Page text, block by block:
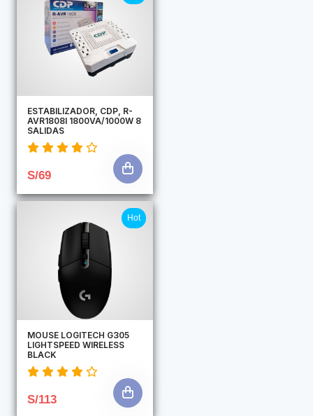
ESTABILIZADOR, CDP, R-
AVR1808I 1800VA/1000W 8
SALIDAS
S/69
Hot
MOUSE LOGITECH G305
LIGHTSPEED WIRELESS
BLACK
S/113